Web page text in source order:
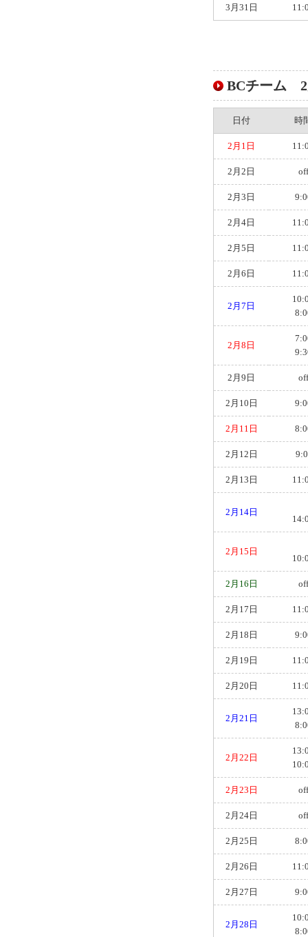
3月31日
BCチーム 2
日付 時
2月1日
2月2日 off
2月3日
2月4日
2月5日
2月6日
2月7日
2月8日
2月9日 off
2月10日
2月11日
2月12日
2月13日
2月14日
2月15日
2月16日 off
2月17日
2月18日
2月19日
2月20日
2月21日
2月22日
2月23日 off
2月24日 off
2月25日
2月26日
2月27日
2月28日